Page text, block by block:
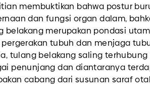
membuktikan bahwa postur
dan fungsi organ dalam,
belakang merupakan pondasi
tubuh dan menjaga
tulang belakang saling
penunjang dan diantaranya
cabang dari susunan saraf